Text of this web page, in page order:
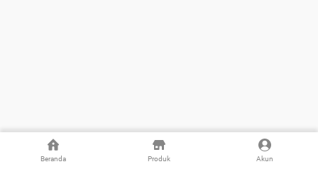
Beranda Produk Akun